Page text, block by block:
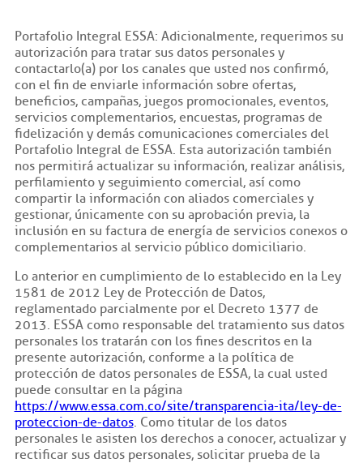
Portafolio Integral ESSA: Adicionalmente, requerimos su
autorización para tratar sus datos personales y
contactarlo(a) por los canales que usted nos confirmó,
con el fin de enviarle información sobre ofertas,
beneficios, campañas, juegos promocionales, eventos,
servicios complementarios, encuestas, programas de
fidelización y demás comunicaciones comerciales del
Portafolio Integral de ESSA. Esta autorización también
nos permitirá actualizar su información, realizar análisis,
perfilamiento y seguimiento comercial, así como
compartir la información con aliados comerciales y
gestionar, únicamente con su aprobación previa, la
inclusión en su factura de energía de servicios conexos o
complementarios al servicio público domiciliario.
Lo anterior en cumplimiento de lo establecido en la Ley
1581 de 2012 Ley de Protección de Datos,
reglamentado parcialmente por el Decreto 1377 de
2013. ESSA como responsable del tratamiento sus datos
personales los tratarán con los fines descritos en la
presente autorización, conforme a la política de
protección de datos personales de ESSA, la cual usted
puede consultar en la página
https://www.essa.com.co/site/transparencia-ita/ley-de-
proteccion-de-datos. Como titular de los datos
personales le asisten los derechos a conocer, actualizar y
rectificar sus datos personales, solicitar prueba de la